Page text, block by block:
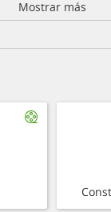
Mostrar más